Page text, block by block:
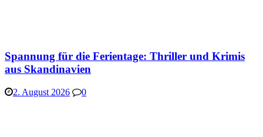
Spannung für die Ferientage: Thriller und Krimis
aus Skandinavien
2. August 2026 0